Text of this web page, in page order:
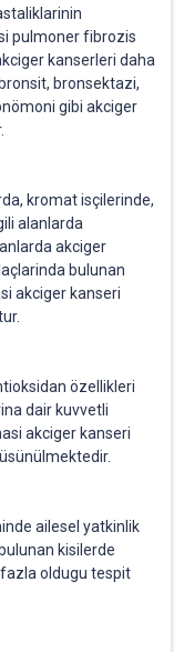
pulmoner fibrozis
kanserleri daha
bronsektazi,
gibi akciger
kromat isçilerinde,
alanlarda
akciger
bulunan
akciger kanseri
özellikleri
dair kuvvetli
akciger kanseri
ailesel yatkinlik
kisilerde
oldugu tespit